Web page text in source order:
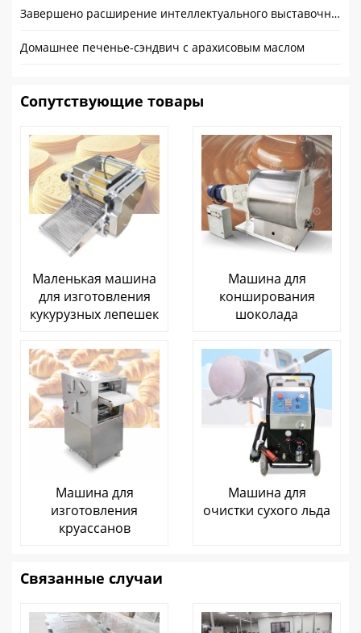
Завершено расширение интеллектуального выставочного зала
Домашнее печенье-сэндвич с арахисовым маслом
Сопутствующие товары
Маленькая машина
для изготовления
кукурузных лепешек
Машина для
конширования
шоколада
Машина для
изготовления
круассанов
Машина для
очистки сухого льда
Связанные случаи